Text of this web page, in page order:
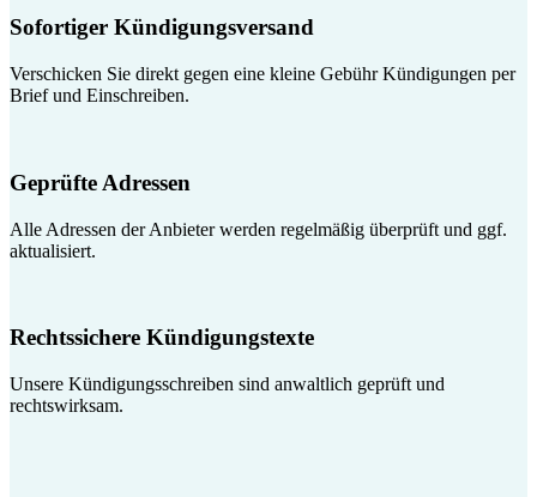
Sofortiger Kündigungsversand
Verschicken Sie direkt gegen eine kleine Gebühr Kündigungen per
Brief und Einschreiben.
Geprüfte Adressen
Alle Adressen der Anbieter werden regelmäßig überprüft und ggf.
aktualisiert.
Rechtssichere Kündigungstexte
Unsere Kündigungsschreiben sind anwaltlich geprüft und
rechtswirksam.